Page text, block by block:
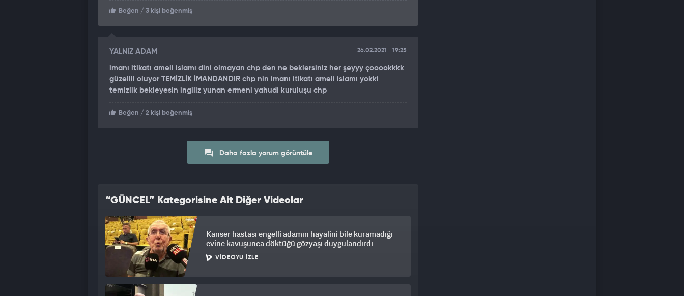
Beğen / 3 kişi beğenmiş
YALNIZ ADAM 26.02.2021 19:25
imanı itikatı ameli islamı dini olmayan chp den ne beklersiniz her şeyyy çooookkkk
güzellll oluyor TEMİZLİK İMANDANDIR chp nin imanı itikatı ameli islamı yokki
temizlik bekleyesin ingiliz yunan ermeni yahudi kuruluşu chp
Beğen / 2 kişi beğenmiş
Daha fazla yorum görüntüle
“GÜNCEL” Kategorisine Ait Diğer Videolar
Kanser hastası engelli adamın hayalini bile kuramadığı
evine kavuşunca döktüğü gözyaşı duygulandırdı
VIDEOYU İZLE